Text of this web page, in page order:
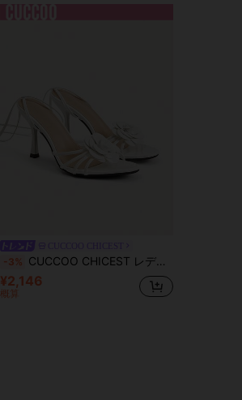
-3% CUCCOO CHICEST レディースシューズ クラシック シンプル ストラップコンビ スティレットハイヒールサンダル クロスストラップ バンケット パーティー セクシー ファッション ディナー 通勤用
¥2,146
概算